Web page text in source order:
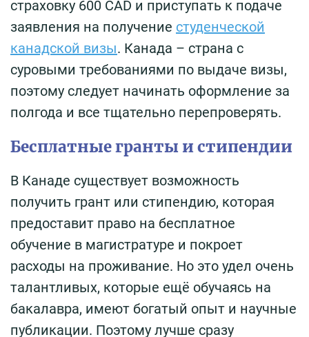
страховку 600 CAD и приступать к подаче
заявления на получение студенческой
канадской визы. Канада – страна с
суровыми требованиями по выдаче визы,
поэтому следует начинать оформление за
полгода и все тщательно перепроверять.
Бесплатные гранты и стипендии
В Канаде существует возможность
получить грант или стипендию, которая
предоставит право на бесплатное
обучение в магистратуре и покроет
расходы на проживание. Но это удел очень
талантливых, которые ещё обучаясь на
бакалавра, имеют богатый опыт и научные
публикации. Поэтому лучше сразу